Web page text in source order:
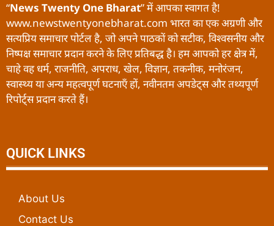
“News Twenty One Bharat” में आपका स्वागत है!
www.newstwentyonebharat.com भारत का एक अग्रणी और
सत्यप्रिय समाचार पोर्टल है, जो अपने पाठकों को सटीक, विश्वसनीय और
निष्पक्ष समाचार प्रदान करने के लिए प्रतिबद्ध है। हम आपको हर क्षेत्र में,
चाहे वह धर्म, राजनीति, अपराध, खेल, विज्ञान, तकनीक, मनोरंजन,
स्वास्थ्य या अन्य महत्वपूर्ण घटनाएँ हों, नवीनतम अपडेट्स और तथ्यपूर्ण
रिपोर्ट्स प्रदान करते हैं।
QUICK LINKS
About Us
Contact Us